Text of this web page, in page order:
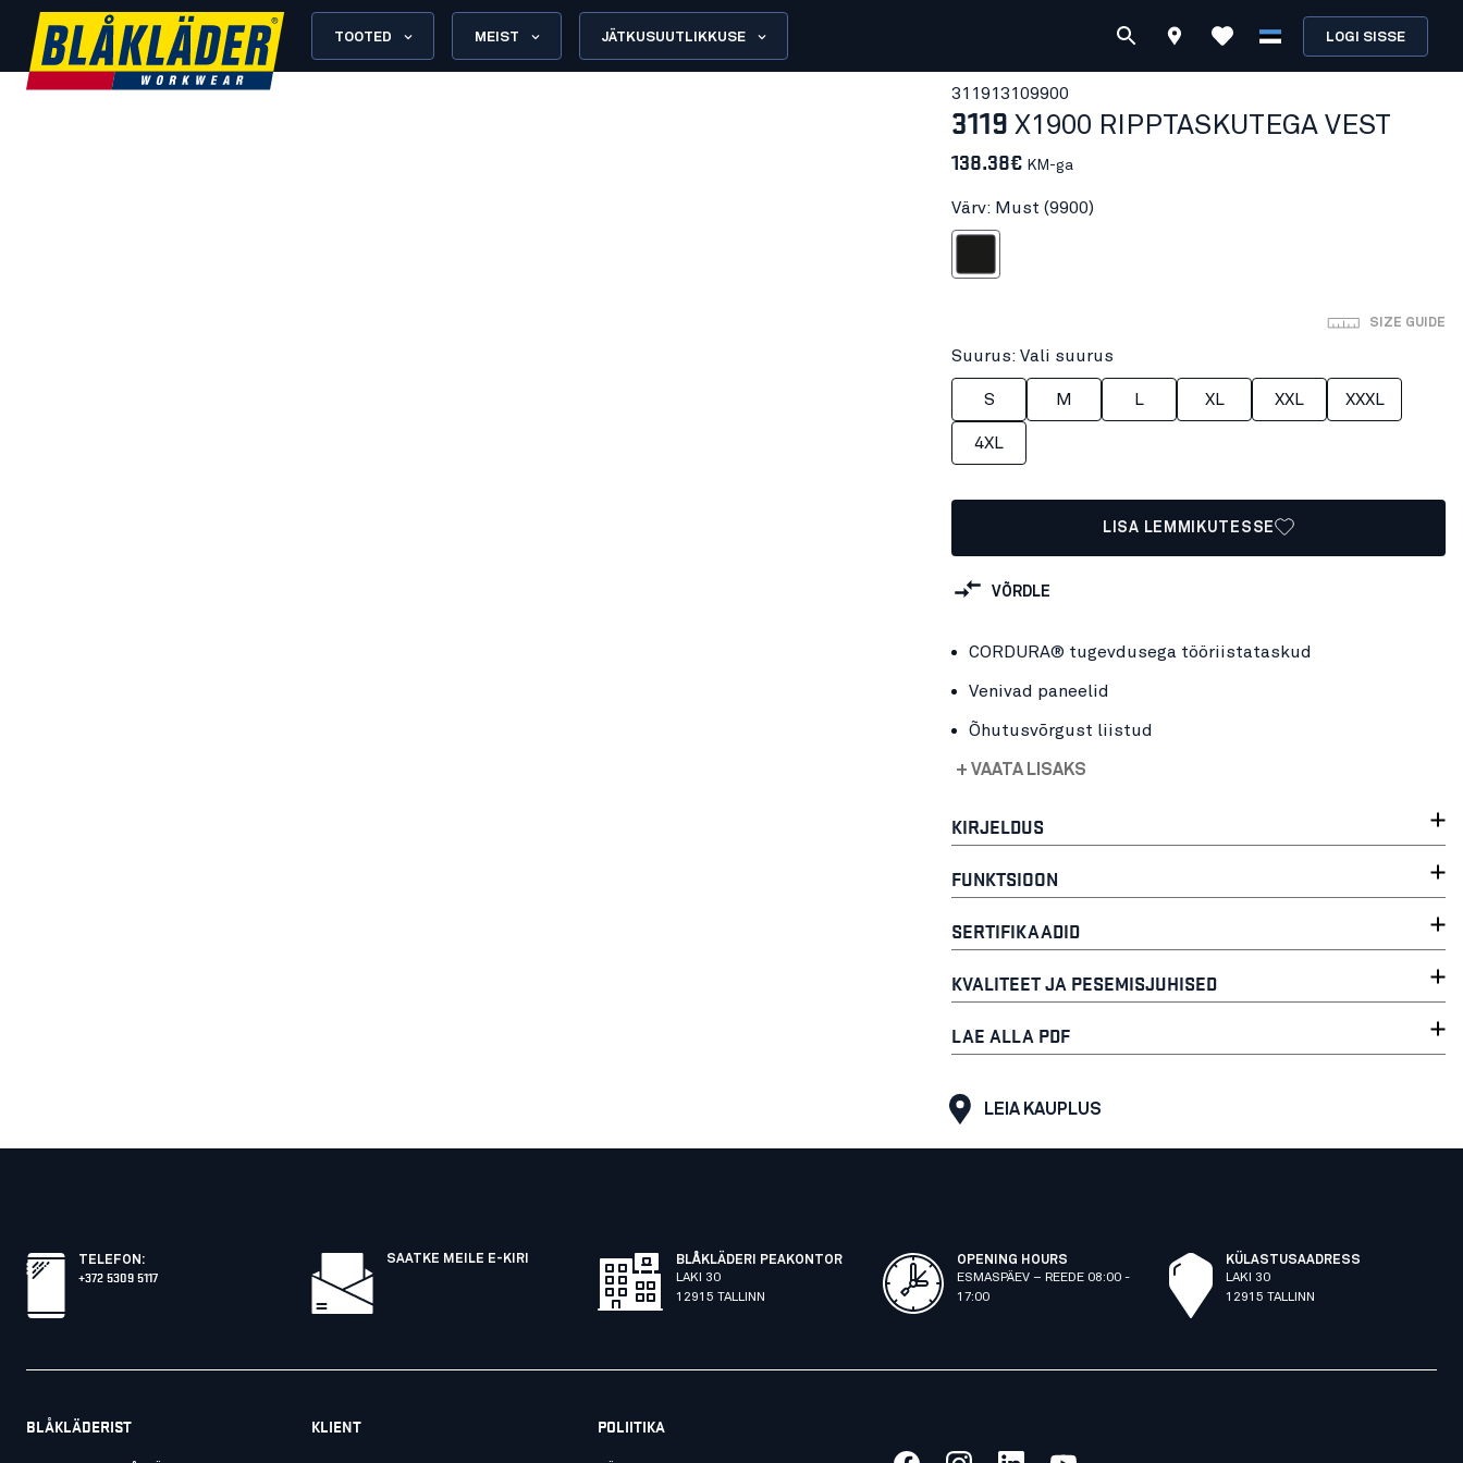
TOOTED MEIST JÄTKUSUUTLIKKUSE LOGI SISSE
311913109900
3119 X1900 RIPPTASKUTEGA VEST
138.38€ KM-ga
Värv: Must (9900)
SIZE GUIDE
Suurus: Vali suurus
S M L XL XXL XXXL
4XL
LISA LEMMIKUTESSE
VÕRDLE
CORDURA® tugevdusega tööriistataskud
Venivad paneelid
Õhutusvõrgust liistud
+ VAATA LISAKS
KIRJELDUS
FUNKTSIOON
SERTIFIKAADID
KVALITEET JA PESEMISJUHISED
LAE ALLA PDF
LEIA KAUPLUS
TELEFON :
+372 5309 5117
SAATKE MEILE E-KIRI
BLÅKLÄDERI PEAKONTOR
LAKI 30
12915 TALLINN
OPENING HOURS
ESMASPÄEV – REEDE 08:00 -
17:00
KÜLASTUSAADRESS
LAKI 30
12915 TALLINN
BLÅKLÄDERIST KLIENT POLIITIKA